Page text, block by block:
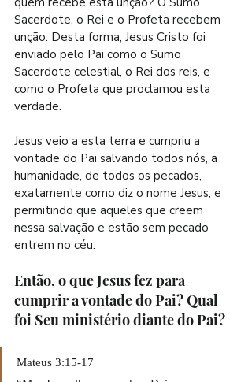
Sacerdote, o Rei e o Profeta recebem
unção. Desta forma, Jesus Cristo foi
enviado pelo Pai como o Sumo
Sacerdote celestial, o Rei dos reis, e
como o Profeta que proclamou esta
verdade.
Jesus veio a esta terra e cumpriu a
vontade do Pai salvando todos nós, a
humanidade, de todos os pecados,
exatamente como diz o nome Jesus, e
permitindo que aqueles que creem
nessa salvação e estão sem pecado
entrem no céu.
Então, o que Jesus fez para
cumprir a vontade do Pai? Qual
foi Seu ministério diante do Pai?
Mateus 3:15-17